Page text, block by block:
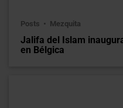
Posts Mezquita
Jalifa del Islam
en Bélgica